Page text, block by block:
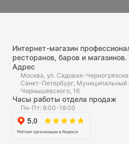
Интернет-магазин
ресторанов, баров и магазинов.
Адрес
Москва, ул. Садовая-
Санкт-Петербург,
Чернышевского, 16
Часы работы отдела продаж
Пн-Пт: 9:00-18:00